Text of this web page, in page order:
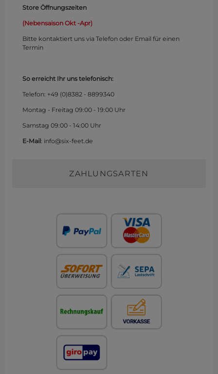
Store Öffnungszeiten
(Nebensaison Okt -Apr)
Bitte kontaktiert uns via Telefon oder Email für einen
Termin
So erreicht Ihr uns telefonisch:
Telefon: +49 (0)8382 - 8899340
Montag - Freitag 09:00 - 19:00 Uhr
Samstag 09:00 - 14:00 Uhr
E-Mail : info@six-feet.de
ZAHLUNGSARTEN